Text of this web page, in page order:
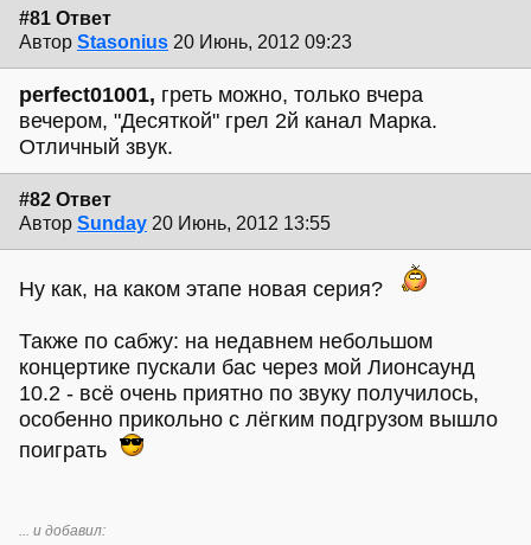
#81 Ответ
Автор Stasonius 20 Июнь, 2012 09:23
perfect01001, греть можно, только вчера
вечером, "Десяткой" грел 2й канал Марка.
Отличный звук.
#82 Ответ
Автор Sunday 20 Июнь, 2012 13:55
Ну как, на каком этапе новая серия?
Также по сабжу: на недавнем небольшом
концертике пускали бас через мой Лионсаунд
10.2 - всё очень приятно по звуку получилось,
особенно прикольно с лёгким подгрузом вышло
поиграть
... и добавил: